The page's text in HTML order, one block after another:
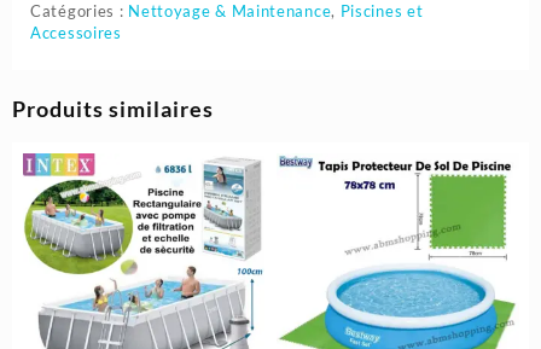
Catégories : Nettoyage & Maintenance, Piscines et
Accessoires
Produits similaires